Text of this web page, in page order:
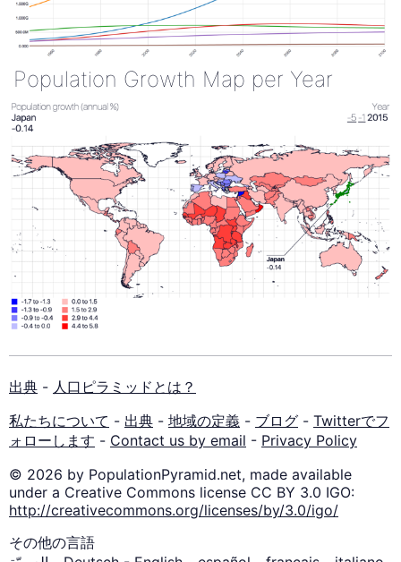
Population Growth Map per Year
出典 - 人口ピラミッドとは？
私たちについて - 出典 - 地域の定義 - ブログ - Twitterでフ
ォローします - Contact us by email - Privacy Policy
© 2026 by PopulationPyramid.net, made available
under a Creative Commons license CC BY 3.0 IGO:
http://creativecommons.org/licenses/by/3.0/igo/
その他の言語